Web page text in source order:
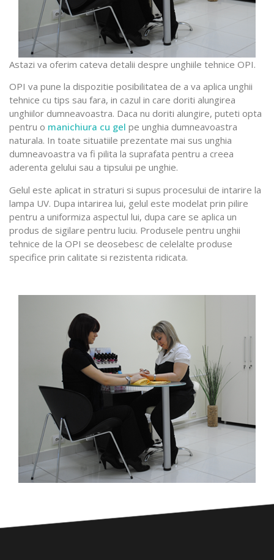
Astazi va oferim cateva detalii despre unghiile tehnice OPI.
OPI va pune la dispozitie posibilitatea de a va aplica unghii
tehnice cu tips sau fara, in cazul in care doriti alungirea
unghiilor dumneavoastra. Daca nu doriti alungire, puteti opta
pentru o manichiura cu gel pe unghia dumneavoastra
naturala. In toate situatiile prezentate mai sus unghia
dumneavoastra va fi pilita la suprafata pentru a creea
aderenta gelului sau a tipsului pe unghie.
Gelul este aplicat in straturi si supus procesului de intarire la
lampa UV. Dupa intarirea lui, gelul este modelat prin pilire
pentru a uniformiza aspectul lui, dupa care se aplica un
produs de sigilare pentru luciu. Produsele pentru unghii
tehnice de la OPI se deosebesc de celelalte produse
specifice prin calitate si rezistenta ridicata.